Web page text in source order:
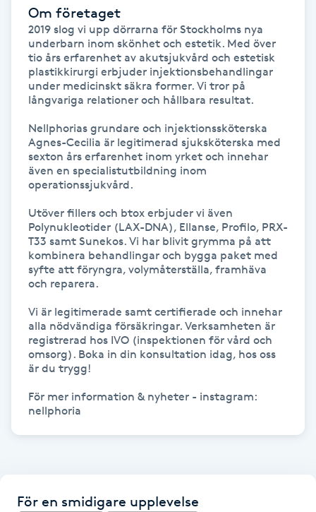
Healing
Herrklippning
HIFU
Hollywood Peel
Hot Stone Massage
Hudföryngring
Huduppstramning
Hudvård
Hyaluronsyra
Hyperhidros
Om företaget
2019 slog vi upp dörrarna för Stockholms nya
underbarn inom skönhet och estetik. Med över
tio års erfarenhet av akutsjukvård och estetisk
plastikkirurgi erbjuder injektionsbehandlingar
under medicinskt säkra former. Vi tror på
långvariga relationer och hållbara resultat.
Nellphorias grundare och injektionssköterska
Agnes-Cecilia är legitimerad sjuksköterska med
sexton års erfarenhet inom yrket och innehar
även en specialistutbildning inom
operationssjukvård.
Utöver fillers och btox erbjuder vi även
Polynukleotider (LAX-DNA), Ellanse, Profilo, PRX-
T33 samt Sunekos. Vi har blivit grymma på att
kombinera behandlingar och bygga paket med
syfte att föryngra, volymåterställa, framhäva
och reparera.
Vi är legitimerade samt certifierade och innehar
alla nödvändiga försäkringar. Verksamheten är
registrerad hos IVO (inspektionen för vård och
omsorg). Boka in din konsultation idag, hos oss
är du trygg!
För mer information & nyheter - instagram:
För en smidigare upplevelse